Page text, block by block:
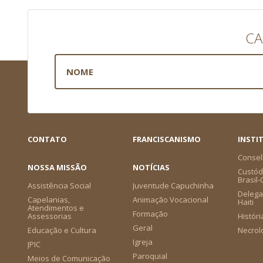
CONTATO FRANCISCANISMO
Brasil-
Haiti
NOSSA MISSÃO
Assistência Social
Capelanias,
Atendimentos e
Assessorias
Educação e Cultura
JPIC
Meios de Comunicação
NOTÍCIAS
Juventude Capuchinha
Animação Vocacional
Formação
Geral
Igreja
Paroquial